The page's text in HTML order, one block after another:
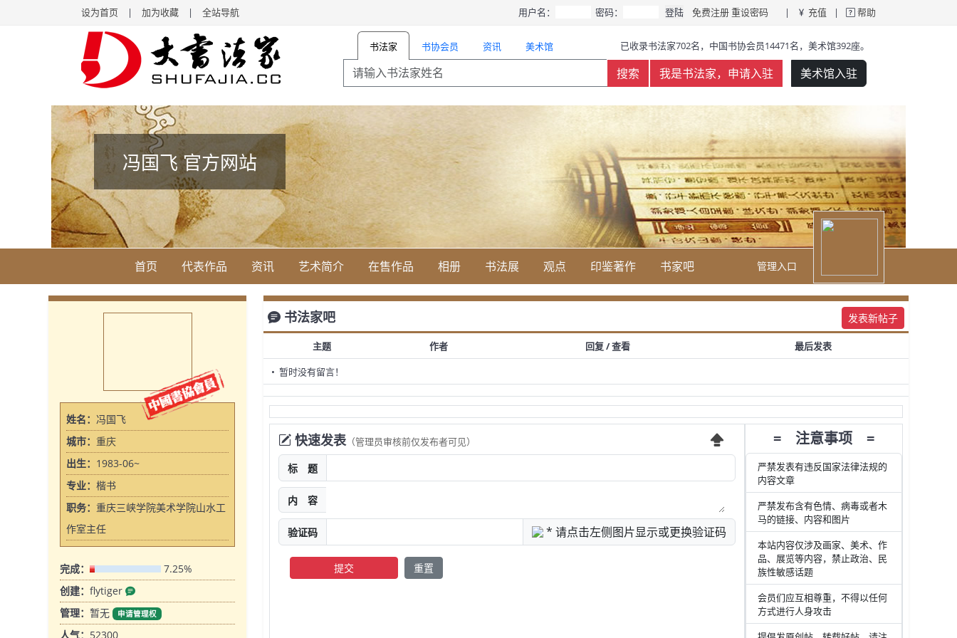
设为首页 | 加为收藏 | 全站导航 用户名： 密码： 免费注册重设密码 | 充值 | 帮助
书法家 书协会员 资讯 美术馆 已收录书法家702名，中国书协会员14471名，美术馆392座。
搜索 我是书法家，申请入驻 美术馆入驻
冯国飞 官方网站
首页 代表作品 资讯 艺术简介 在售作品 相册 书法展 观点 印鉴著作 书家吧 管理入口
姓名： 冯国飞
城市： 重庆
出生： 1983-06~
专业： 楷书
职务： 重庆三峡学院美术学院山水工
作室主任
完成：
7.25%
创建： flytiger
管理： 暂无 申请管理权
人气： 52300
书法家吧 发表新帖子
主题 作者 回复 / 查看
最后发表
• 暂时没有留言！
快速发表（管理员审核前仅发布者可见）
标 题
内 容
验证码 * 请点击左侧图片显示或更换验证码
= 注意事项 =
严禁发表有违反国家法律法规的
内容文章
严禁发布含有色情、病毒或者木
马的链接、内容和图片
本站内容仅涉及画家、美术、作
品、展览等内容，禁止政治、民
族性敏感话题
会员们应互相尊重，不得以任何
方式进行人身攻击